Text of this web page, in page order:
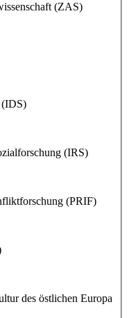
(ZAS)
(IDS)
(IRS)
(PRIF)
des östlichen Europa